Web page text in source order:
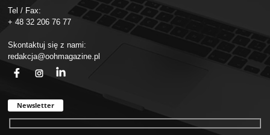
Tel / Fax:
+ 48 32 206 76 77
Skontaktuj się z nami:
redakcja@oohmagazine.pl
Newsletter